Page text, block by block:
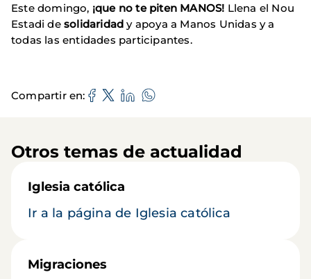
Este domingo, ¡que no te piten MANOS! Llena el Nou
Estadi de solidaridad y apoya a Manos Unidas y a
todas las entidades participantes.
Compartir en
Otros temas de actualidad
Iglesia católica
Ir a la página de Iglesia católica
Migraciones